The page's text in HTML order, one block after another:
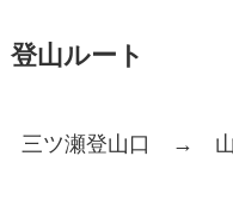
登山ルート
三ツ瀬登山口 →